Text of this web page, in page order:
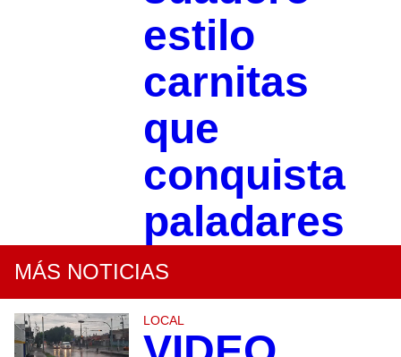
estilo
carnitas
que
conquista
paladares
MÁS NOTICIAS
LOCAL